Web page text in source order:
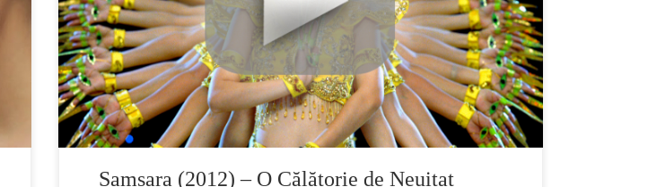
cinematografic al regizorului de imagine Ron Fricke si al producatorului Mark
[…]
Samsara (2012) – O Călătorie de Neuitat